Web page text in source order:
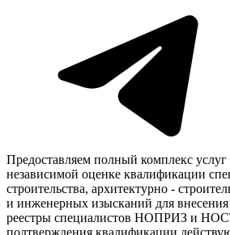
Предоставляем полный комплекс услуг
независимой оценке квалификации
строительства, архитектурно -
и инженерных изысканий для
реестры специалистов НОПРИЗ и
подтверждения квалификации